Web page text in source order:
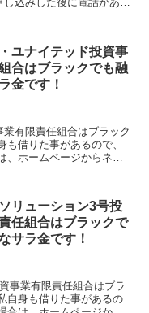
ユナイテッド投資事
合はブラックでも融
金です！
有限責任組合はブラック
借りた事があるので、
ホームページからネッ
リューション3号投
任組合はブラックで
サラ金です！
事業有限責任組合はブラ
自身も借りた事があるの